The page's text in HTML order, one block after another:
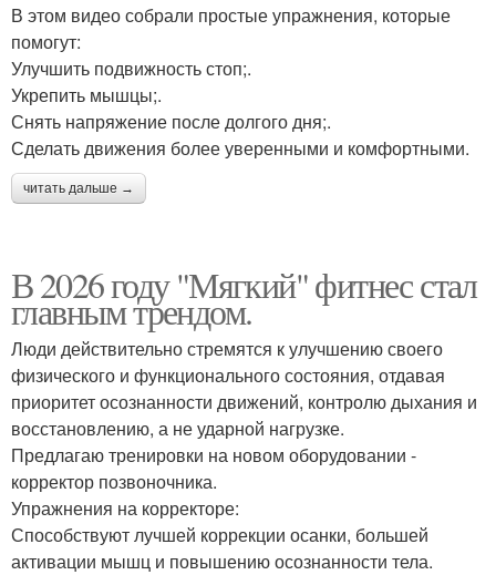
В этом видео собрали простые упражнения, которые
помогут:
Улучшить подвижность стоп;.
Укрепить мышцы;.
Снять напряжение после долгого дня;.
Сделать движения более уверенными и комфортными.
читать дальше →
В 2026 году "Мягкий" фитнес стал
главным трендом.
Люди действительно стремятся к улучшению своего
физического и функционального состояния, отдавая
приоритет осознанности движений, контролю дыхания и
восстановлению, а не ударной нагрузке.
Предлагаю тренировки на новом оборудовании -
корректор позвоночника.
Упражнения на корректоре:
Способствуют лучшей коррекции осанки, большей
активации мышц и повышению осознанности тела.